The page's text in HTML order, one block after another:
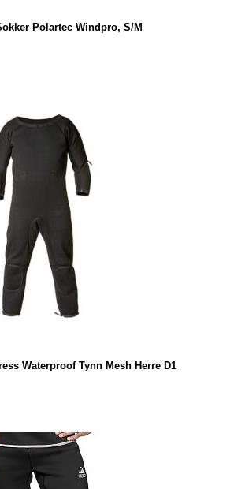
Polartec Windpro, S/M
Waterproof Tynn Mesh Herre D1